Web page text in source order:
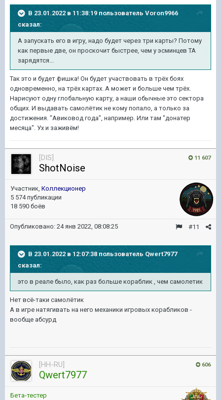
В 23.01.2022 в 11:38:19 пользователь Voron9966
сказал:
А запускать его в игру, надо будет через три карты? Потому
как первые две, он проскочит быстрее, чем у эсминцев ТА
зарядятся...
Так это и будет фишка! Он будет участвовать в трёх боях
одновременно, на трёх картах. А может и больше чем трёх.
Нарисуют одну глобальную карту, а наши обычные это сектора
общих. И выдавать самолётик не кому попало, а только за
достижения. "Авиковод года", например. Или там "донатер
месяца". Ух и заживём!
11 607
[DIS]
ShotNoise
Участник, Коллекционер
5 574 публикации
18 590 боёв
#11
Опубликовано: 24 янв 2022, 08:08:25
В 23.01.2022 в 12:07:38 пользователь Qwert7977
сказал:
это в реале было, как раз больше кораблик , чем самолетик
Нет всё-таки самолётик
А в игре натягивать на него механики игровых корабликов -
вообще абсурд
606
[HH-RU]
Qwert7977
Бета-тестер